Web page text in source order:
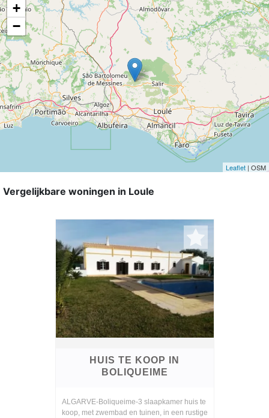
+
−
Leaflet | OSM
Vergelijkbare woningen in Loule
HUIS TE KOOP IN
BOLIQUEIME
ALGARVE-Boliqueime-3 slaapkamer huis te
koop, met zwembad en tuinen, in een rustige